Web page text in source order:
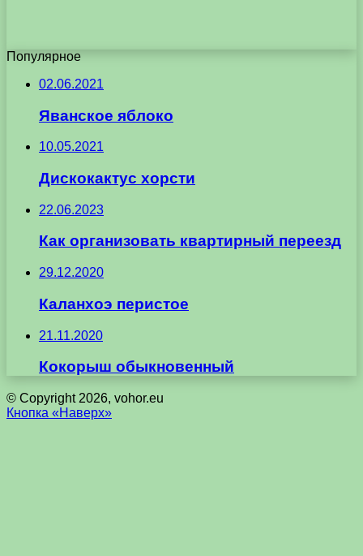
Популярное
02.06.2021
Яванское яблоко
10.05.2021
Дискокактус хорсти
22.06.2023
Как организовать квартирный переезд
29.12.2020
Каланхоэ перистое
21.11.2020
Кокорыш обыкновенный
© Copyright 2026, vohor.eu
Кнопка «Наверх»